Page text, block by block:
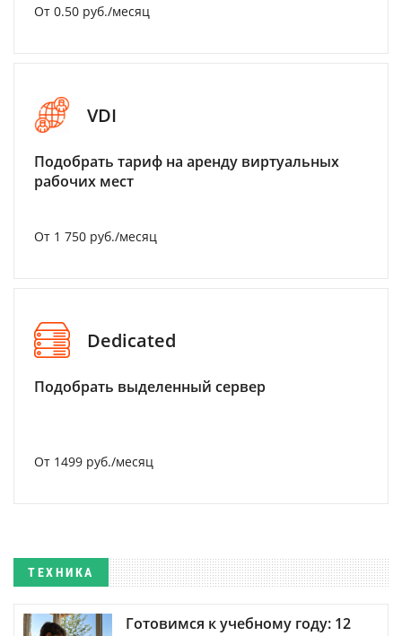
От 0.50 руб./месяц
VDI
Подобрать тариф на аренду виртуальных
рабочих мест
От 1 750 руб./месяц
Dedicated
Подобрать выделенный сервер
От 1499 руб./месяц
ТЕХНИКА
Готовимся к учебному году: 12